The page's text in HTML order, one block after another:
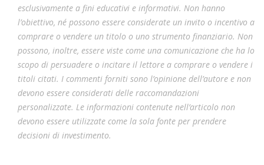
esclusivamente a fini educativi e informativi. Non hanno
l’obiettivo, né possono essere considerate un invito o incentivo a
comprare o vendere un titolo o uno strumento finanziario. Non
possono, inoltre, essere viste come una comunicazione che ha lo
scopo di persuadere o incitare il lettore a comprare o vendere i
titoli citati. I commenti forniti sono l’opinione dell’autore e non
devono essere considerati delle raccomandazioni
personalizzate. Le informazioni contenute nell’articolo non
devono essere utilizzate come la sola fonte per prendere
decisioni di investimento.